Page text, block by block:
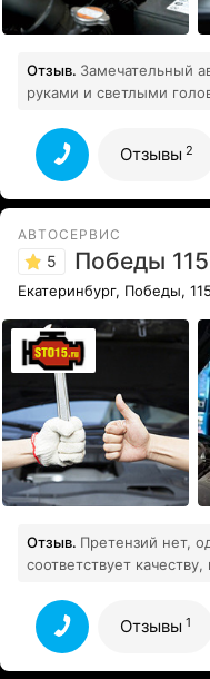
Отзыв. Замечательный
руками и светлыми
проводили
Все отзывы
Отзывы 2
АВТОСЕРВИС
5 Победы 115
Екатеринбург, Победы, 115
Отзыв. Претензий нет,
соответствует
качественно. На деньги
ремонт минимален или
бывало, что ничего не
Отзывы 1